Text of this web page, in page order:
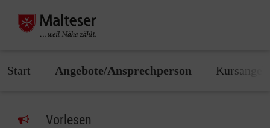
Start Angebote/Ansprechperson
Vorlesen